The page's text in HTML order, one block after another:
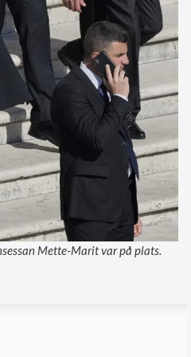
Mette-Marit var på plats.